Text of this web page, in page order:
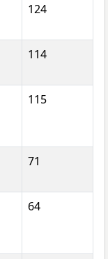
124
114
115
71
64